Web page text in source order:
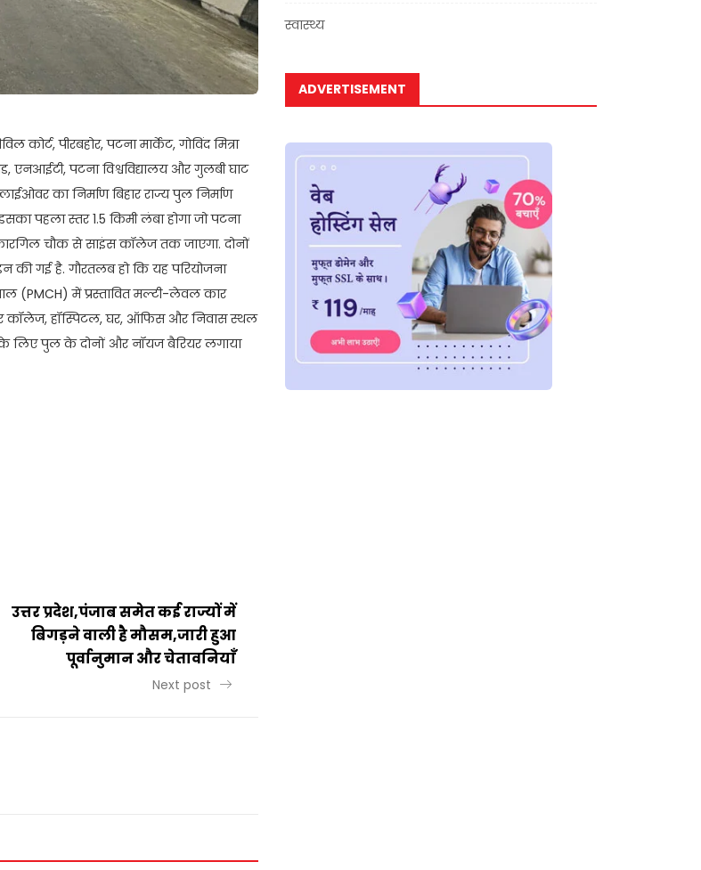
पीरबहोर, पटना मार्केट, गोविंद मित्रा
एनआईटी, पटना विश्वविद्यालय और गुलबी घाट
का निर्माण बिहार राज्य पुल निर्माण
पहला स्तर 1.5 किमी लंबा होगा जो पटना
चौक से साइंस कॉलेज तक जाएगा. दोनों
की गई है. गौरतलब हो कि यह परियोजना
(PMCH) में प्रस्तावित मल्टी-लेवल कार
कॉलेज, हॉस्पिटल, घर, ऑफिस और निवास स्थल
पुल के दोनों और नॉयज बैरियर लगाया
उत्तर प्रदेश,पंजाब समेत कई राज्यों में
बिगड़ने वाली है मौसम,जारी हुआ
पूर्वानुमान और चेतावनियाँ
Next post
स्वास्थ्य
ADVERTISEMENT